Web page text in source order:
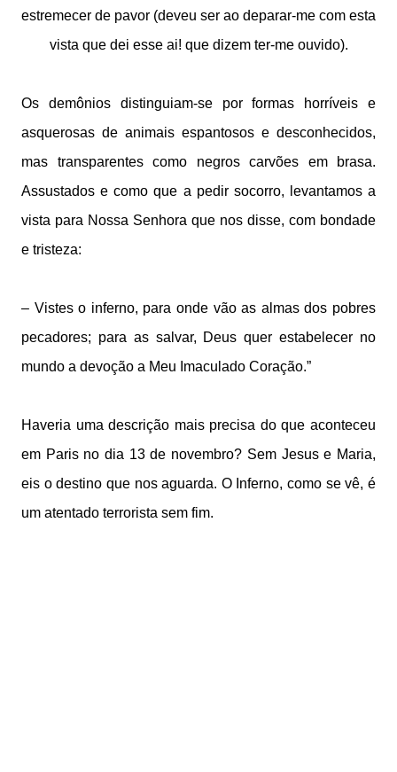
estremecer de pavor (deveu ser ao deparar-me com esta
vista que dei esse ai! que dizem ter-me ouvido).
Os demônios distinguiam-se por formas horríveis e
asquerosas de animais espantosos e desconhecidos,
mas transparentes como negros carvões em brasa.
Assustados e como que a pedir socorro, levantamos a
vista para Nossa Senhora que nos disse, com bondade
e tristeza:
– Vistes o inferno, para onde vão as almas dos pobres
pecadores; para as salvar, Deus quer estabelecer no
mundo a devoção a Meu Imaculado Coração.”
Haveria uma descrição mais precisa do que aconteceu
em Paris no dia 13 de novembro? Sem Jesus e Maria,
eis o destino que nos aguarda. O Inferno, como se vê, é
um atentado terrorista sem fim.